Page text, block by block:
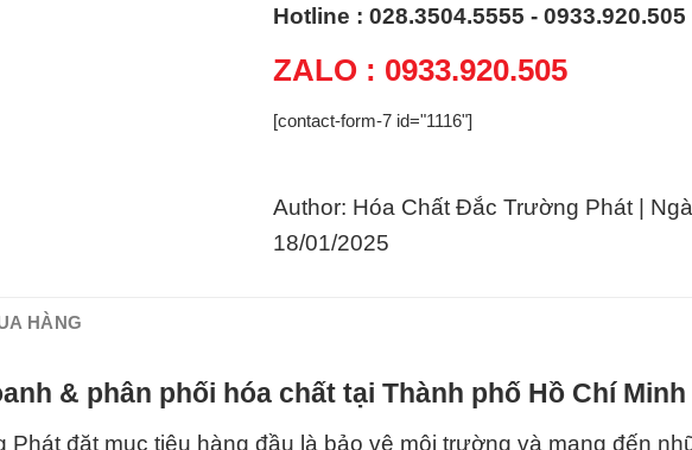
Hotline : 028.3504.5555 - 0933.920.505
ZALO : 0933.920.505
[contact-form-7 id="1116"]
Author: Hóa Chất Đắc Trường Phát |
18/01/2025
HÀNG
& phân phối hóa chất tại Thành phố Hồ Chí Minh
đặt mục tiêu hàng đầu là bảo vệ môi trường và mang đến